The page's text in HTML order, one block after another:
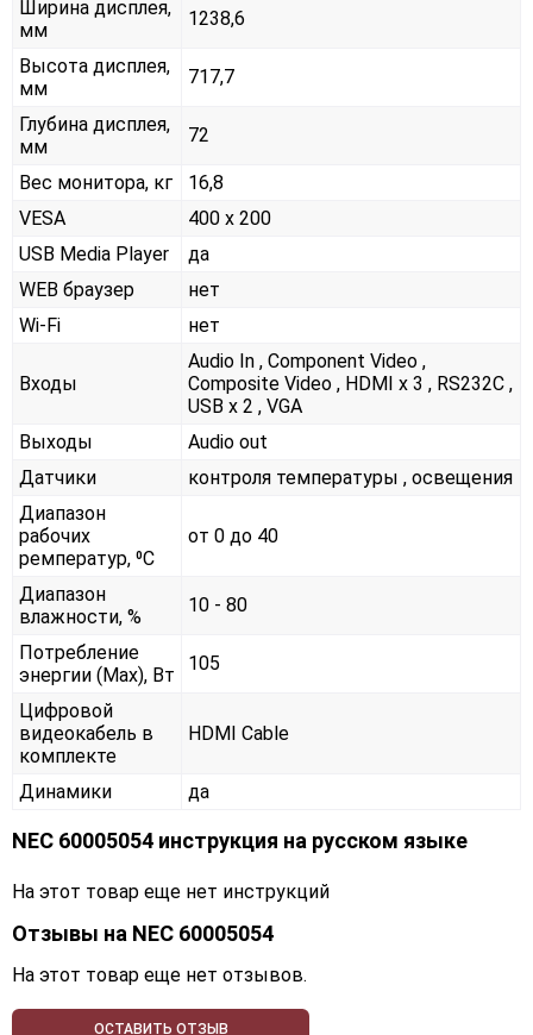
Ширина дисплея,
мм
1238,6
Высота дисплея,
мм
717,7
Глубина дисплея,
мм
72
Вес монитора, кг
16,8
VESA
400 x 200
USB Media Player
да
WEB браузер
нет
Wi-Fi
нет
Входы
Audio In , Component Video ,
Composite Video , HDMI x 3 , RS232С ,
USB x 2 , VGA
Выходы
Audio out
Датчики
контроля температуры , освещения
Диапазон
рабочих
ремператур, ⁰С
от 0 до 40
Диапазон
влажности, %
10 - 80
Потребление
энергии (Max), Вт
105
Цифровой
видеокабель в
комплекте
HDMI Cable
Динамики да
NEC 60005054 инструкция на русском языке
На этот товар еще нет инструкций
Отзывы на NEC 60005054
На этот товар еще нет отзывов.
ОСТАВИТЬ ОТЗЫВ